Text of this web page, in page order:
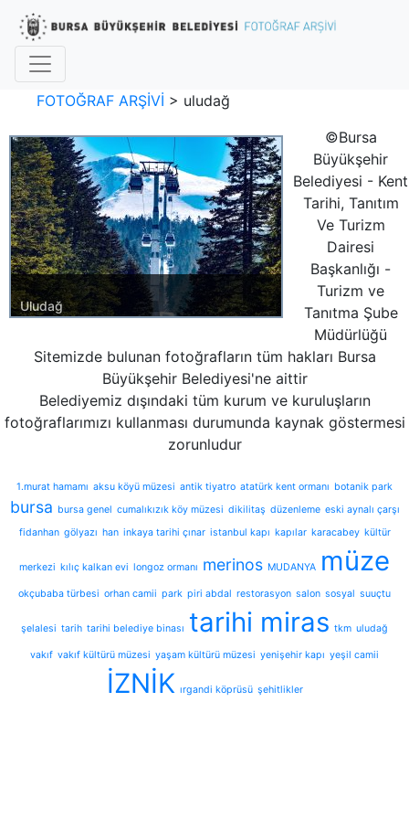
FOTOĞRAF ARŞİVİ > uludağ
Uludağ
Kategori:
BURSA GENEL ULUDAĞ
©Bursa
Büyükşehir
Belediyesi - Kent
Tarihi, Tanıtım
Ve Turizm
Dairesi
Başkanlığı -
Turizm ve
Tanıtma Şube
Müdürlüğü
Sitemizde bulunan fotoğrafların tüm hakları Bursa
Büyükşehir Belediyesi'ne aittir
Belediyemiz dışındaki tüm kurum ve kuruluşların
fotoğraflarımızı kullanması durumunda kaynak göstermesi
zorunludur
1.murat hamamı aksu köyü müzesi antik tiyatro atatürk kent ormanı botanik park
bursa bursa genel cumalıkızık köy müzesi dikilitaş düzenleme eski aynalı çarşı
fidanhan gölyazı han inkaya tarihi çınar istanbul kapı kapılar karacabey kültür
merkezi kılıç kalkan evi longoz ormanı merinos MUDANYA müze
okçubaba türbesi orhan camii park piri abdal restorasyon salon sosyal suuçtu
şelalesi tarih tarihi belediye binası tarihi miras tkm uludağ
vakıf vakıf kültürü müzesi yaşam kültürü müzesi yenişehir kapı yeşil camii
İZNİK ırgandi köprüsü şehitlikler